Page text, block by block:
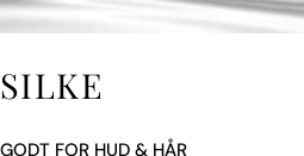
SILKE
GODT FOR HUD & HÅR